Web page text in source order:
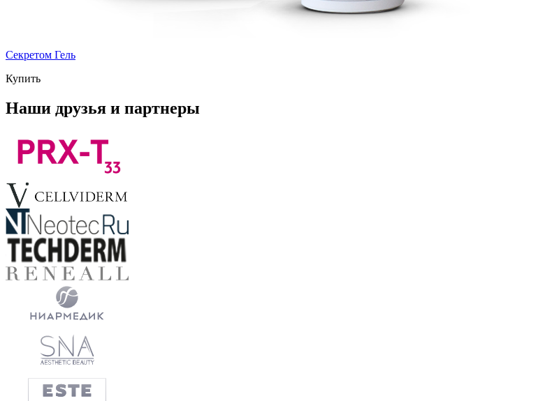
Секретом Гель
Купить
Наши друзья и партнеры